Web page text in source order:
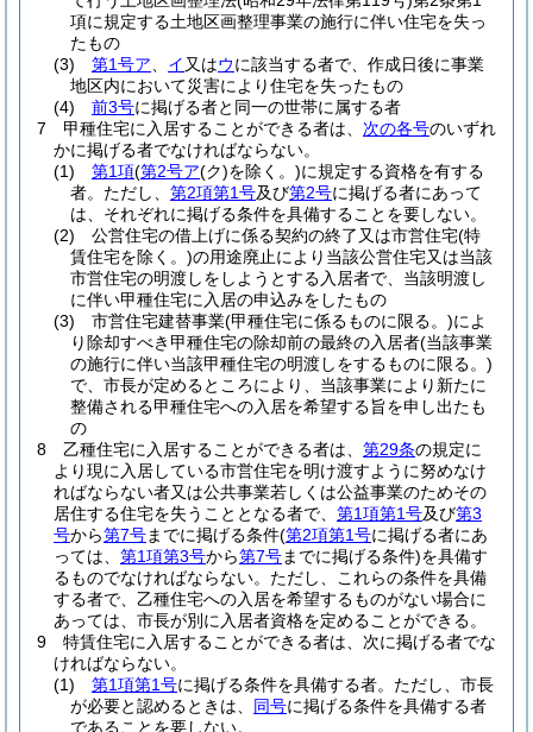
項に規定する土地区画整理事業の施行に伴い住宅を失っ
たもの
(3)
第1号ア イ 又はウに該当する者で、作成日後に事業
地区内において災害により住宅を失ったもの
(4)
前3号に掲げる者と同一の世帯に属する者
7
甲種住宅に入居することができる者は、 次の各号のいずれ
かに掲げる者でなければならない。
(1)
第1項(第2号ア(ク)を除く。)に規定する資格を有する
者。 ただし、 第2項第1号及び第2号に掲げる者にあって
は、それぞれに掲げる条件を具備することを要しない。
(2)
公営住宅の借上げに係る契約の終了又は市営住宅(特
賃住宅を除く。)の用途廃止により当該公営住宅又は当該
市営住宅の明渡しをしようとする入居者で、当該明渡し
に伴い甲種住宅に入居の申込みをしたもの
(3)
市営住宅建替事業(甲種住宅に係るものに限る。)によ
り除却すべき甲種住宅の除却前の最終の入居者(当該事業
の施行に伴い当該甲種住宅の明渡しをするものに限る。)
で、市長が定めるところにより、当該事業により新たに
整備される甲種住宅への入居を希望する旨を申し出たも
の
8
乙種住宅に入居することができる者は、 第29条の規定に
より現に入居している市営住宅を明け渡すように努めなけ
ればならない者又は公共事業若しくは公益事業のためその
居住する住宅を失うこととなる者で、 第1項第1号及び第3
号から第7号までに掲げる条件(第2項第1号に掲げる者にあ
っては、 第1項第3号から第7号までに掲げる条件)を具備す
るものでなければならない。 ただし、これらの条件を具備
する者で、乙種住宅への入居を希望するものがない場合に
あっては、市長が別に入居者資格を定めることができる。
9
特賃住宅に入居することができる者は、次に掲げる者でな
ければならない。
(1)
第1項第1号に掲げる条件を具備する者。 ただし、市長
が必要と認めるときは、 同号に掲げる条件を具備する者
であることを要しない。